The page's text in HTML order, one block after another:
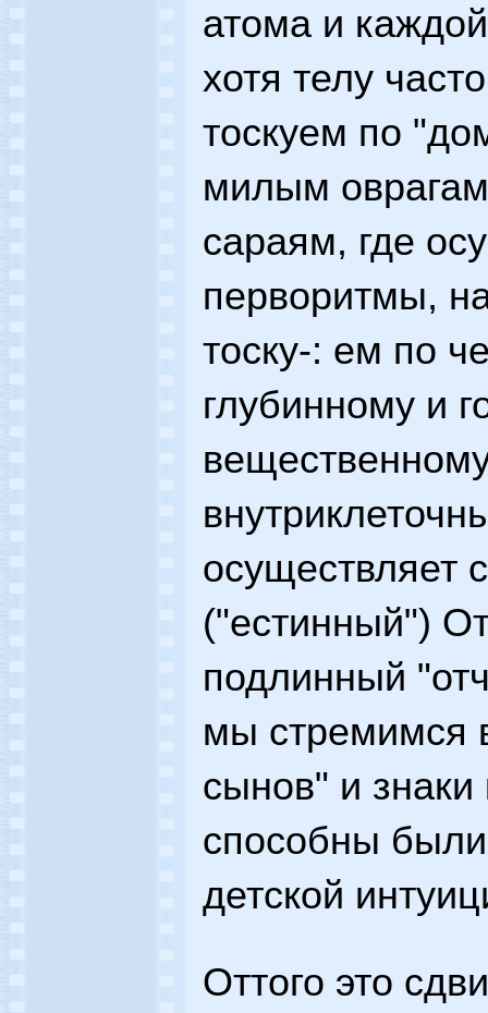
атома и
хотя телу
тоскуем по
милым
сараям, где
перворитмы,
тоску-: ем по
глубинному и
осуществляет
("естинный")
подлинный
мы стремимся
сынов" и
способны были
детской
Оттого это